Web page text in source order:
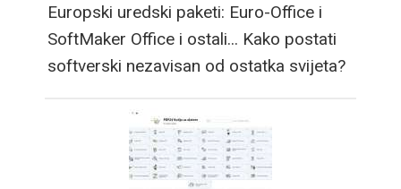
Osim mobitela,
Samsung predstavlja i
Watch9, kao i premium
opciju, Galaxy Watch
Ultra2. Osim većih
Europski uredski paketi: Euro-Office i
SoftMaker Office i ostali... Kako postati
softverski nezavisan od ostatka svijeta?